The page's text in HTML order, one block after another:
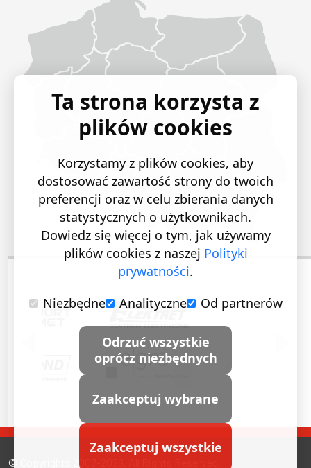
POPRZEDNI SLAJD
© Copyrights 2007-2026. All Rights Reserved.
Ta strona korzysta z
plików cookies
Korzystamy z plików cookies, aby
dostosować zawartość strony do twoich
preferencji oraz w celu zbierania danych
statystycznych o użytkownikach.
Dowiedz się więcej o tym, jak używamy
plików cookies z naszej Polityki
prywatności.
Niezbędne
Analityczne Od partnerów
Odrzuć wszystkie
oprócz niezbędnych
Zaakceptuj wybrane
Zaakceptuj wszystkie